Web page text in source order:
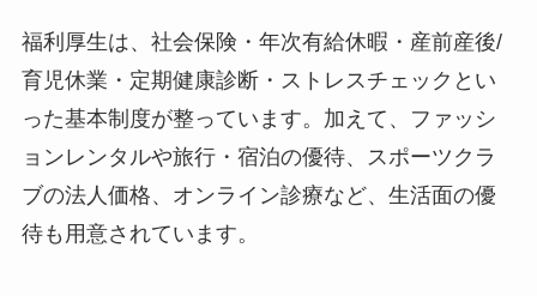
福利厚生は、社会保険・年次有給休暇・産前産後/
育児休業・定期健康診断・ストレスチェックとい
った基本制度が整っています。加えて、ファッシ
ョンレンタルや旅行・宿泊の優待、スポーツクラ
ブの法人価格、オンライン診療など、生活面の優
待も用意されています。